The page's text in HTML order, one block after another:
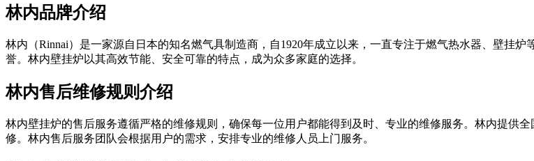
林内品牌介绍
林内（Rinnai）是一家源自日本的知名燃气具制造商，自1920年成立以来，一直专注于燃气热水器、壁挂
誉。林内壁挂炉以其高效节能、安全可靠的特点，成为众多家庭的选择。
林内售后维修规则介绍
林内壁挂炉的售后服务遵循严格的维修规则，确保每一位用户都能得到及时、专业的维修服务。林内提供
修。林内售后服务团队会根据用户的需求，安排专业的维修人员上门服务。